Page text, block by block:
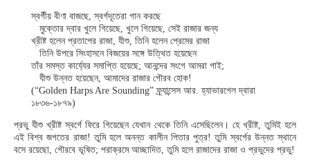
স্বর্গীয় বীণা বাজছে, স্বর্গদূতেরা গান করছে
মুক্তোর দ্বার খুলে গিয়েছে, খুলে গিয়েছে, সেই রাজার জন্য
খ্রীষ্ট হলেন প্রতাপের রাজা, যীশু, তিনি হলেন প্রেমের রাজা
তিনি উপরে সিংহাসনে বিজয়ের সঙ্গে উত্থিত হয়েছেন
তাঁর সমস্ত কার্য্যের সমাপ্তি হয়েছে; আনন্দের সংগে আমরা গাই;
যীশু উন্নত হয়েছেন, আমাদের রাজার গৌরব হোক!
(“Golden Harps Are Sounding” ফ্র্যান্সেস আর. হ্যাভারগেল দ্বারা
১৮৩৬-১৮৭৯)
প্রভু যীশু খ্রীষ্ট স্বর্গে ফিরে গিয়েছেন যেখান থেকে তিনি এসেছিলেন। হে খ্রীষ্ট, তুমিই হলে
এই বিশ্ব জগতের রাজা! তুমি হলে অনন্ত কালীন পিতার পুত্র! তুমি স্বর্গের উন্নত স্থানে
বসে রয়েছো, গৌরবে ভূষিত; পরাক্রমে আচ্ছাদিত, তুমি হলে রাজাদের রাজা ও প্রভুদের প্রভু!